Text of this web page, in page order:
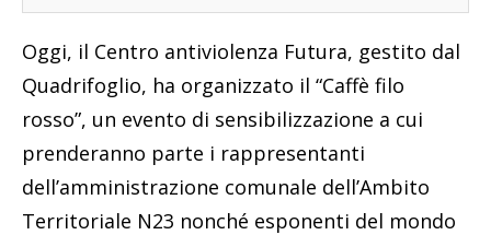
Oggi, il Centro antiviolenza Futura, gestito dal
Quadrifoglio, ha organizzato il “Caffè filo
rosso”, un evento di sensibilizzazione a cui
prenderanno parte i rappresentanti
dell’amministrazione comunale dell’Ambito
Territoriale N23 nonché esponenti del mondo